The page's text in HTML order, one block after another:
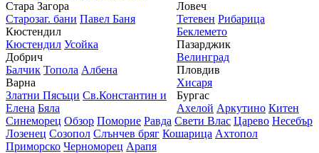
Стара Загора
Старозаг. бани Павел Баня
Кюстендил
Кюстендил Усойка
Добрич
Балчик Топола Албена
Варна
Златни Пясъци Св.Константин и
Елена Бяла
Ловеч
Тетевен Рибарица
Беклемето
Пазарджик
Велинград
Пловдив
Хисаря
Бургас
Ахелой Аркутино Китен
Синеморец Обзор Поморие Равда Свети Влас Царево Несебър
Лозенец Созопол Слънчев бряг Кошарица Ахтопол
Приморско Черноморец Арапя